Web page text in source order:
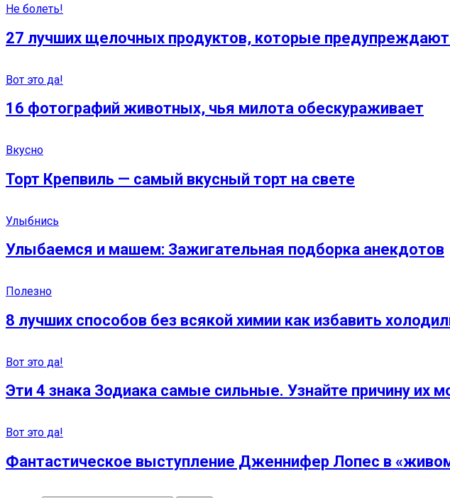
Не болеть!
27 лучших щелочных продуктов, которые
Вот это да!
16 фотографий животных, чья милота обескураживает
Вкусно
Торт Крепвиль — самый вкусный торт на свете
Улыбнись
Улыбаемся и машем: Зажигательная подборка анекдотов
Полезно
8 лучших способов без всякой химии как избавить
Вот это да!
Эти 4 знака Зодиака самые сильные. Узнайте причину их
Вот это да!
Фантастическое выступление Дженнифер Лопес в